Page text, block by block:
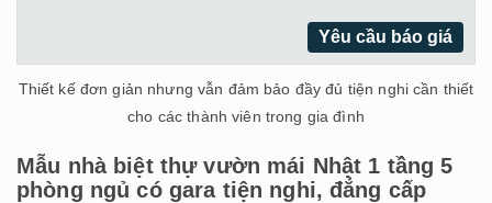
Yêu cầu báo giá
Thiết kế đơn giản nhưng vẫn đảm bảo đầy đủ tiện nghi cần thiết
cho các thành viên trong gia đình
Mẫu nhà biệt thự vườn mái Nhật 1 tầng 5
phòng ngủ có gara tiện nghi, đẳng cấp